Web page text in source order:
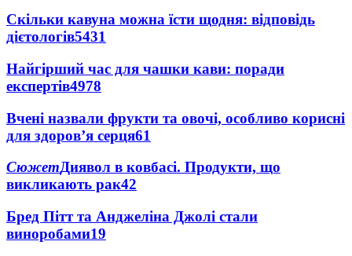
Скільки кавуна можна їсти щодня: відповідь
дієтологів5431
Найгірший час для чашки кави: поради
експертів4978
Вчені назвали фрукти та овочі, особливо корисні
для здоров’я серця61
СюжетДиявол в ковбасі. Продукти, що
викликають рак42
Бред Пітт та Анджеліна Джолі стали
виноробами19